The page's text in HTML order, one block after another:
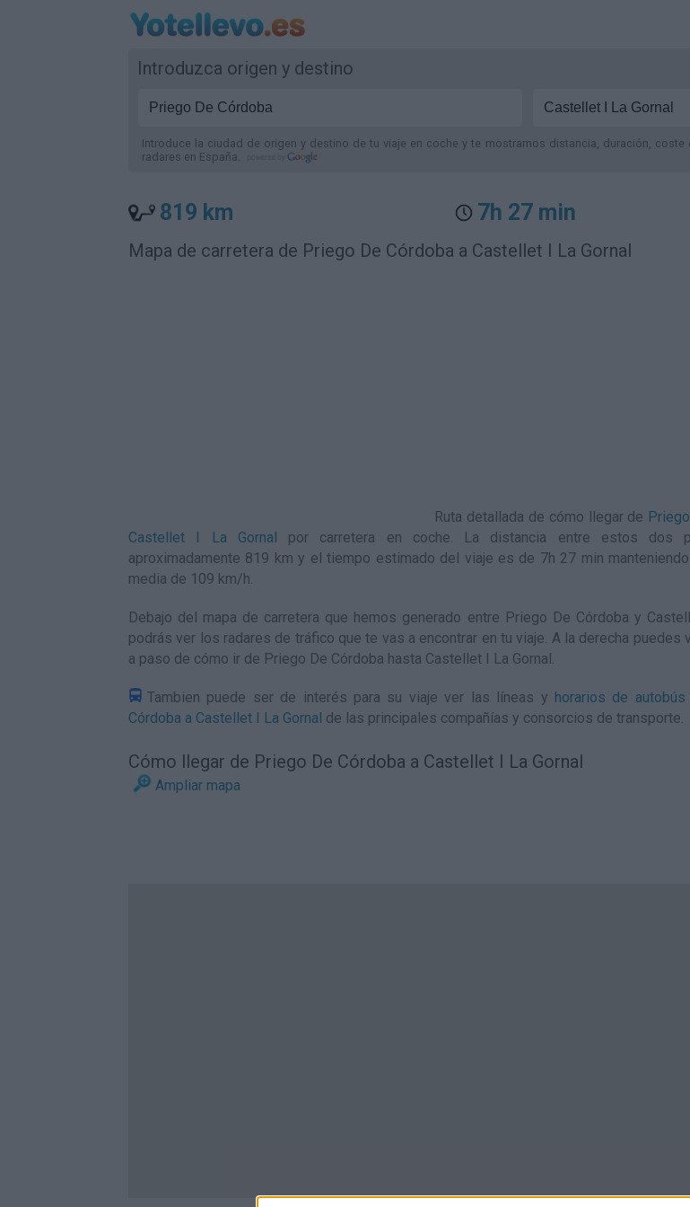
Introduzca origen y destino
Introduce la ciudad de origen y destino de tu viaje en coche y te mostramos distancia, duración,
radares en España.
819 km 7h 27 min
Mapa de carretera de Priego De Córdoba a Castellet I La Gornal
Ruta detallada de cómo llegar de
Castellet I La Gornal por carretera en coche. La distancia entre estos dos
aproximadamente 819 km y el tiempo estimado del viaje es de 7h 27 min
media de 109 km/h.
Debajo del mapa de carretera que hemos generado entre Priego De Córdoba y
podrás ver los radares de tráfico que te vas a encontrar en tu viaje. A la derecha puedes
a paso de cómo ir de Priego De Córdoba hasta Castellet I La Gornal.
Tambien puede ser de interés para su viaje ver las líneas y horarios de
Córdoba a Castellet I La Gornal de las principales compañías y consorcios de transporte.
Cómo llegar de Priego De Córdoba a Castellet I La Gornal
Ampliar mapa